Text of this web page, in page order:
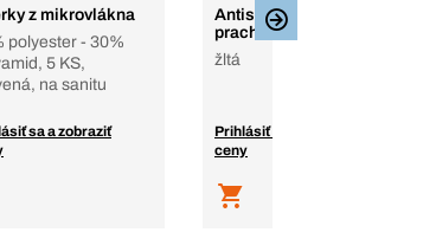
z mikrovlákna
polyester - 30%
5 KS,
na sanitu
sa a zobraziť
Antistatická utierka na
prach
žltá
Prihlásiť sa a zobraziť
ceny